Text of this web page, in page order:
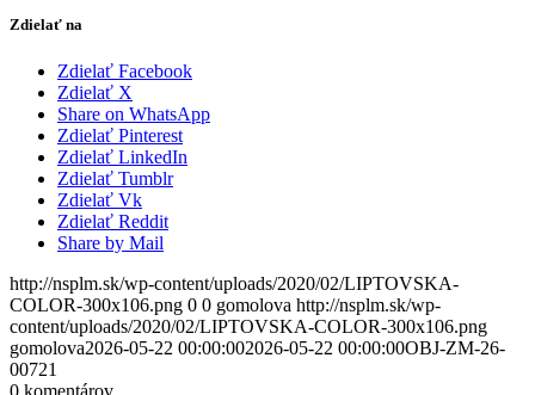
Zdielať na
Zdielať Facebook
Zdielať X
Share on WhatsApp
Zdielať Pinterest
Zdielať LinkedIn
Zdielať Tumblr
Zdielať Vk
Zdielať Reddit
Share by Mail
http://nsplm.sk/wp-content/uploads/2020/02/LIPTOVSKA-
COLOR-300x106.png 0 0 gomolova http://nsplm.sk/wp-
content/uploads/2020/02/LIPTOVSKA-COLOR-300x106.png
gomolova2026-05-22 00:00:002026-05-22 00:00:00OBJ-ZM-26-
00721